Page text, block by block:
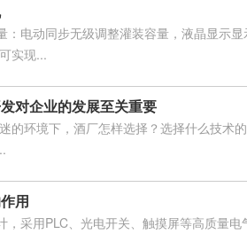
电动同步无级调整灌装容量，液晶显示显
实现...
对企业的发展至关重要
的环境下，酒厂怎样选择？选择什么技术的
用
，采用PLC、光电开关、触摸屏等高质量电